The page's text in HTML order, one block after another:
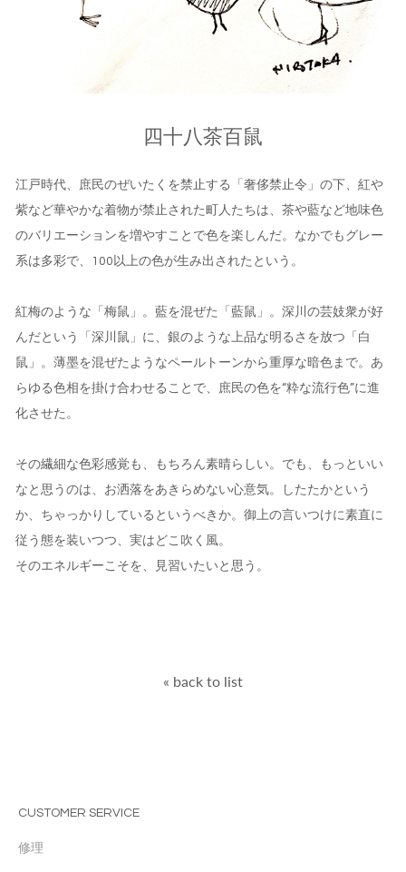
四十八茶百鼠
江戸時代、庶民のぜいたくを禁止する「奢侈禁止令」の下、紅や
紫など華やかな着物が禁止された町人たちは、茶や藍など地味色
のバリエーションを増やすことで色を楽しんだ。なかでもグレー
系は多彩で、100以上の色が生み出されたという。
紅梅のような「梅鼠」。藍を混ぜた「藍鼠」。深川の芸妓衆が好
んだという「深川鼠」に、銀のような上品な明るさを放つ「白
鼠」。薄墨を混ぜたようなペールトーンから重厚な暗色まで。あ
らゆる色相を掛け合わせることで、庶民の色を“粋な流行色”に進
化させた。
その繊細な色彩感覚も、もちろん素晴らしい。でも、もっといい
なと思うのは、お洒落をあきらめない心意気。したたかという
か、ちゃっかりしているというべきか。御上の言いつけに素直に
従う態を装いつつ、実はどこ吹く風。
そのエネルギーこそを、見習いたいと思う。
« back to list
CUSTOMER SERVICE
修理